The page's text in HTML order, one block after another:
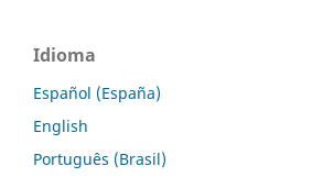
Idioma
Español (España)
English
Português (Brasil)